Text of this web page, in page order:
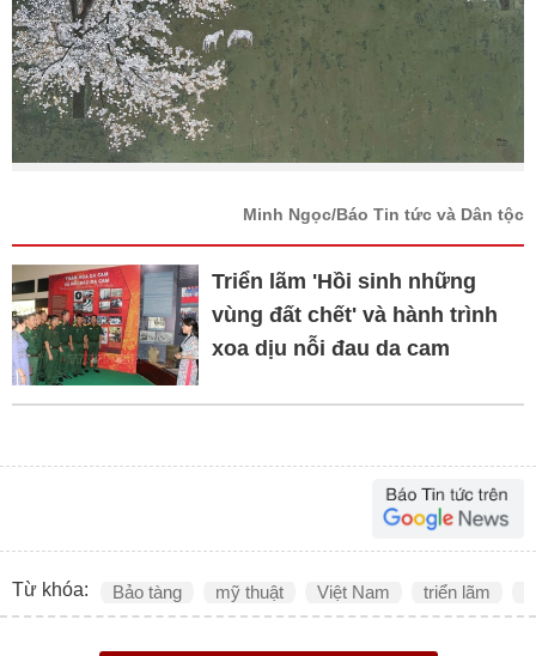
Minh Ngọc/Báo Tin tức và Dân tộc
Triển lãm 'Hồi sinh những
vùng đất chết' và hành trình
xoa dịu nỗi đau da cam
Từ khóa: Bảo tàng mỹ thuật Việt Nam triển lãm